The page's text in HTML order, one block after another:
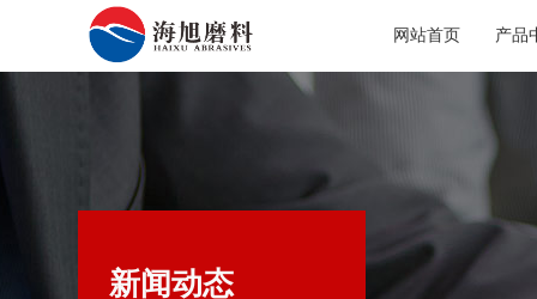
网站首页 产品
新闻动态